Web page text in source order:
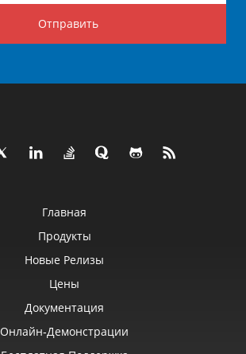
Отправить
Главная
Продукты
Новые Релизы
Цены
Документация
Онлайн‑демонстрации